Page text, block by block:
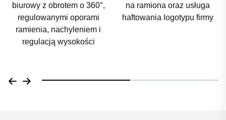
na ramiona oraz usługa
haftowania logotypu firmy
krzesło biurowe z wysokim
oparciem i siatką, z